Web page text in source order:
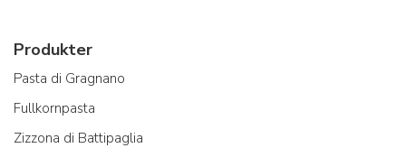
Produkter
Pasta di Gragnano
Fullkornpasta
Zizzona di Battipaglia